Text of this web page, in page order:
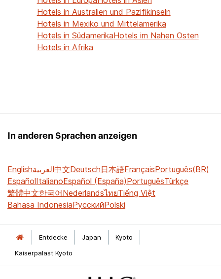
Hotels in Australien und Pazifikinseln
Hotels in Mexiko und Mittelamerika
Hotels in SüdamerikaHotels im Nahen Osten
Hotels in Afrika
In anderen Sprachen anzeigen
Englishالعربية中文Deutsch日本語FrançaisPortuguês(BR)
EspañolItalianoEspañol (España)PortuguêsTürkçe
繁體中文한국어NederlandsไทยTiếng Việt
Bahasa IndonesiaРусскийPolski
Entdecke Japan
Kyoto
Kaiserpalast Kyoto